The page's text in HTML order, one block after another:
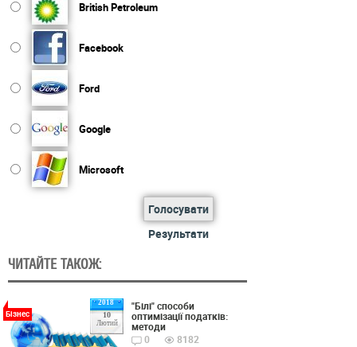
British Petroleum
Facebook
Ford
Google
Microsoft
Голосувати
Результати
ЧИТАЙТЕ ТАКОЖ:
2018
10
Лютий
Бізнес
"Білі" способи
оптимізації податків:
методи
0
8182